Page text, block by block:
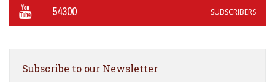
54300 SUBSCRIBERS
Subscribe to our Newsletter